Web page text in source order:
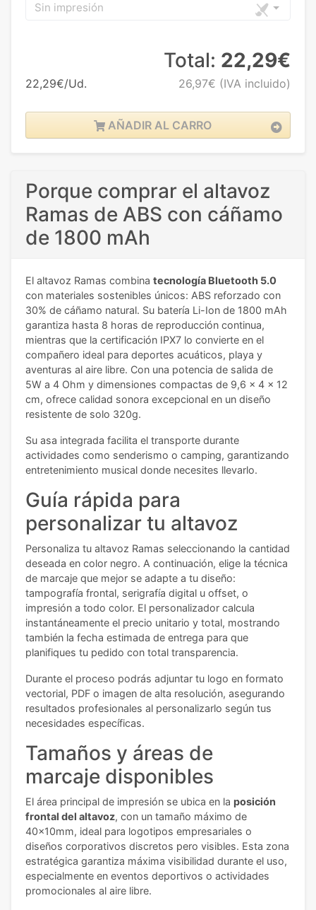
Sin impresión
22,29€/Ud.
Total: 22,29€
26,97€ (IVA incluido)
AÑADIR AL CARRO
Porque comprar el altavoz
Ramas de ABS con cáñamo
de 1800 mAh
El altavoz Ramas combina tecnología Bluetooth 5.0
con materiales sostenibles únicos: ABS reforzado con
30% de cáñamo natural. Su batería Li-Ion de 1800 mAh
garantiza hasta 8 horas de reproducción continua,
mientras que la certificación IPX7 lo convierte en el
compañero ideal para deportes acuáticos, playa y
aventuras al aire libre. Con una potencia de salida de
5W a 4 Ohm y dimensiones compactas de 9,6 x 4 x 12
cm, ofrece calidad sonora excepcional en un diseño
resistente de solo 320g.
Su asa integrada facilita el transporte durante
actividades como senderismo o camping, garantizando
entretenimiento musical donde necesites llevarlo.
Guía rápida para
personalizar tu altavoz
Personaliza tu altavoz Ramas seleccionando la cantidad
deseada en color negro. A continuación, elige la técnica
de marcaje que mejor se adapte a tu diseño:
tampografía frontal, serigrafía digital u offset, o
impresión a todo color. El personalizador calcula
instantáneamente el precio unitario y total, mostrando
también la fecha estimada de entrega para que
planifiques tu pedido con total transparencia.
Durante el proceso podrás adjuntar tu logo en formato
vectorial, PDF o imagen de alta resolución, asegurando
resultados profesionales al personalizarlo según tus
necesidades específicas.
Tamaños y áreas de
marcaje disponibles
El área principal de impresión se ubica en la posición
frontal del altavoz, con un tamaño máximo de
40x10mm, ideal para logotipos empresariales o
diseños corporativos discretos pero visibles. Esta zona
estratégica garantiza máxima visibilidad durante el uso,
especialmente en eventos deportivos o actividades
promocionales al aire libre.